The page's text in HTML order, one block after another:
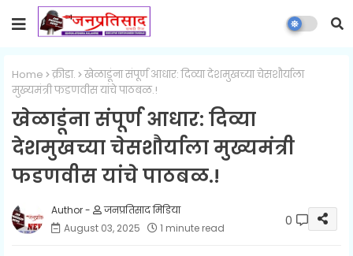
Home क्रीडा.
खेळाडूंना संपूर्ण आधार: दिव्या देशमुखच्या चेसशौर्याला
मुख्यमंत्री फडणवीस यांचे पाठबळ.!
खेळाडूंना संपूर्ण आधार: दिव्या
देशमुखच्या चेसशौर्याला मुख्यमंत्री
फडणवीस यांचे पाठबळ.!
जनप्रतिसाद मिडिया
August 03, 2025
1 minute read 0